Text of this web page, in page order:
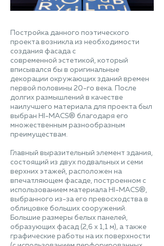
Постройка данного поэтического
проекта возникла из необходимости
создания фасада с
современной эстетикой, который
вписывался бы в оригинальные
декорации окружающих зданий времен
первой половины 20-го века. После
долгих размышлений в качестве
наилучшего материала для проекта был
выбран HI-MACS® благодаря его
множественным разнообразным
преимуществам.
Главный выразительный элемент здания,
состоящий из двух подвальных и семи
верхних этажей, расположен на
впечатляющем фасаде, построенном с
использованием материала HI-MACS®,
выбранного из-за его превосходства в
облицовке больших сооружений.
Большие размеры белых панелей,
образующих фасад (2,6 x 1,1 м), а также
графические работы на их поверхности